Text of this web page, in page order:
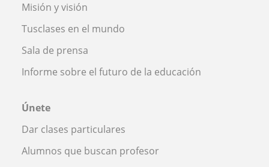
Misión y visión
Tusclases en el mundo
Sala de prensa
Informe sobre el futuro de la educación
Únete
Dar clases particulares
Alumnos que buscan profesor